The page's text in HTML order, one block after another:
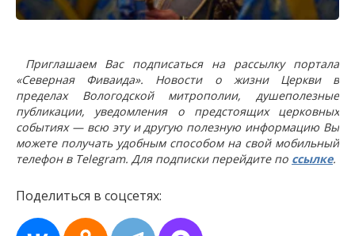
Приглашаем Вас подписаться на рассылку портала
«Северная Фиваида». Новости о жизни Церкви в
пределах Вологодской митрополии, душеполезные
публикации, уведомления о предстоящих церковных
событиях — всю эту и другую полезную информацию Вы
можете получать удобным способом на свой мобильный
телефон в Telegram. Для подписки перейдите по ссылке.
Поделиться в соцсетях: